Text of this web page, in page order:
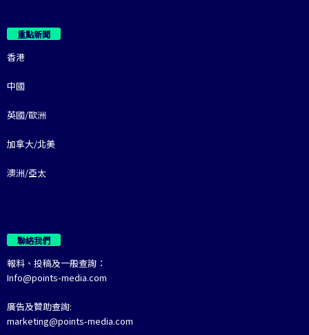
重點新聞
香港
中國
英國/歐洲
加拿大/北美
澳洲/亞太
聯絡我們
報料、投稿及一般查詢：
Info@points-media.com
廣告及贊助查詢:
marketing@points-media.com